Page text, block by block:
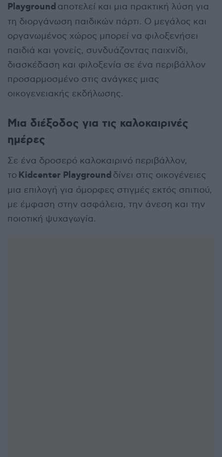
Playground αποτελεί και μια πρακτική λύση για
τη διοργάνωση παιδικών πάρτι. Ο μεγάλος και
οργανωμένος χώρος μπορεί να φιλοξενήσει
παιδιά και γονείς, συνδυάζοντας παιχνίδι,
διασκέδαση και φιλοξενία σε ένα περιβάλλον
προσαρμοσμένο στις ανάγκες μιας
οικογενειακής εκδήλωσης.
Μια διέξοδος για τις καλοκαιρινές
ημέρες
Σε ένα δροσερό καλοκαιρινό περιβάλλον,
το Kidcenter Playground δίνει στις οικογένειες
μια επιλογή για όμορφες στιγμές εκτός σπιτιού,
με έμφαση στην ασφάλεια, την άνεση και την
ποιοτική ψυχαγωγία.